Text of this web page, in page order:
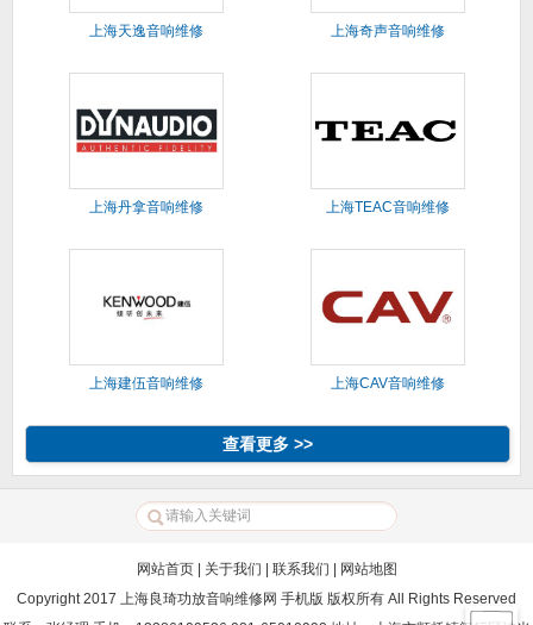
上海天逸音响维修 上海奇声音响维修
上海丹拿音响维修 上海TEAC音响维修
上海建伍音响维修 上海CAV音响维修
查看更多 >>
网站首页| 关于我们 | 联系我们 | 网站地图
Copyright 2017 上海良琦功放音响维修网 手机版 版权所有 All Rights Reserved